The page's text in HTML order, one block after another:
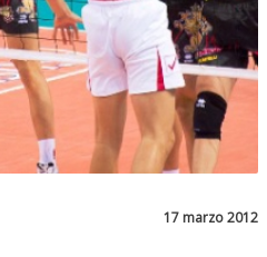
17 marzo 2012